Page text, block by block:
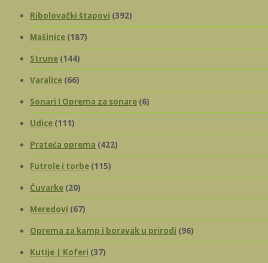
Ribolovački štapovi (392)
Mašinice (187)
Strune (144)
Varalice (66)
Sonari I Oprema za sonare (6)
Udice (111)
Prateća oprema (422)
Futrole i torbe (115)
Čuvarke (20)
Meredovi (67)
Oprema za kamp i boravak u prirodi (96)
Kutije | Koferi (37)